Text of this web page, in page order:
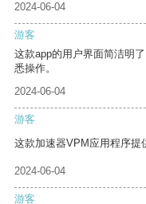
2024-06-04
游客
这款app的用户界面简洁明
悉操作。
2024-06-04
游客
这款加速器VPM应用程序提
2024-06-04
游客